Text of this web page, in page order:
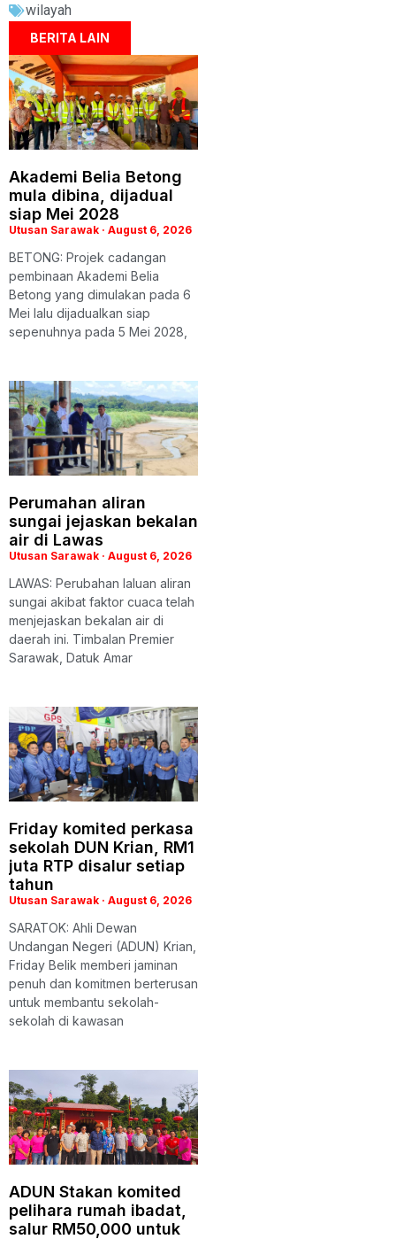
wilayah
BERITA LAIN
Akademi Belia Betong
mula dibina, dijadual
siap Mei 2028
Utusan Sarawak August 6, 2026
BETONG: Projek cadangan
pembinaan Akademi Belia
Betong yang dimulakan pada 6
Mei lalu dijadualkan siap
sepenuhnya pada 5 Mei 2028,
Perumahan aliran
sungai jejaskan bekalan
air di Lawas
Utusan Sarawak August 6, 2026
LAWAS: Perubahan laluan aliran
sungai akibat faktor cuaca telah
menjejaskan bekalan air di
daerah ini. Timbalan Premier
Sarawak, Datuk Amar
Friday komited perkasa
sekolah DUN Krian, RM1
juta RTP disalur setiap
tahun
Utusan Sarawak August 6, 2026
SARATOK: Ahli Dewan
Undangan Negeri (ADUN) Krian,
Friday Belik memberi jaminan
penuh dan komitmen berterusan
untuk membantu sekolah-
sekolah di kawasan
ADUN Stakan komited
pelihara rumah ibadat,
salur RM50,000 untuk